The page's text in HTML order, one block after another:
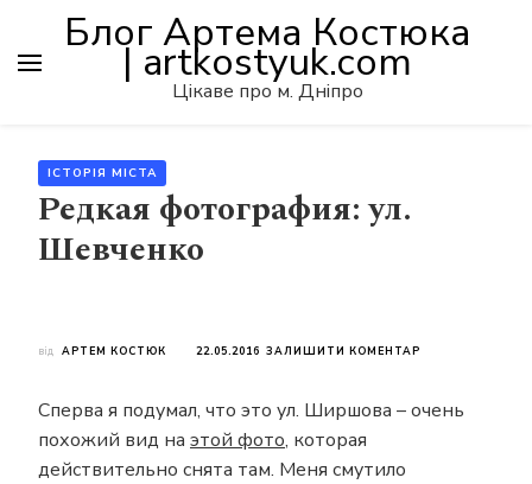
Блог Артема Костюка
| artkostyuk.com
Цікаве про м. Дніпро
ІСТОРІЯ МІСТА
Редкая фотография: ул.
Шевченко
від АРТЕМ КОСТЮК 22.05.2016 ЗАЛИШИТИ КОМЕНТАР
УЛ.
Сперва я подумал, что это ул. Ширшова – очень
похожий вид на этой фото, которая
действительно снята там. Меня смутило